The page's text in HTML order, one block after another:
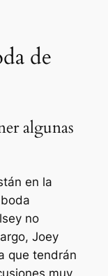
de
algunas
en la
no
Joey
que tendrán
muy